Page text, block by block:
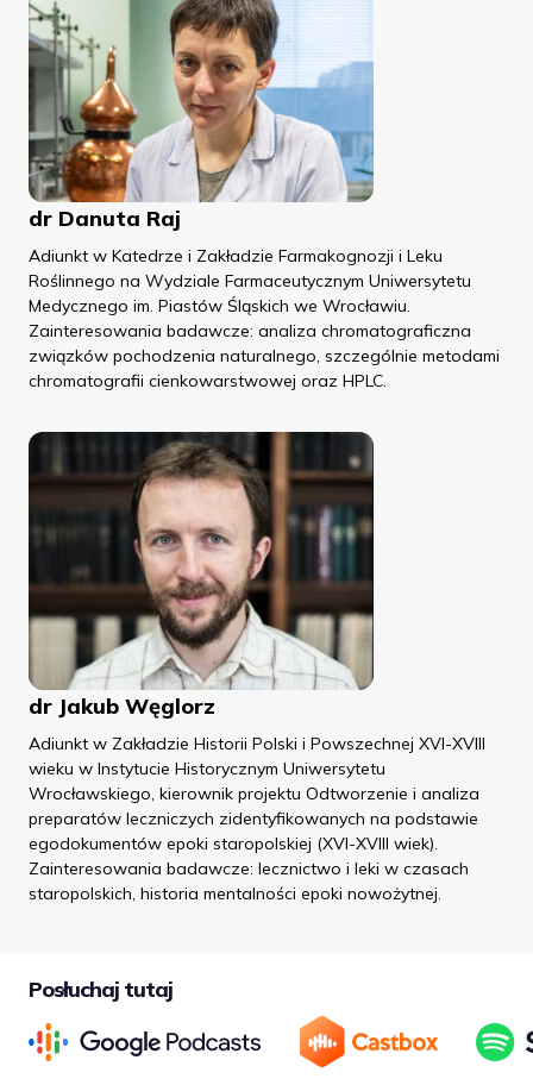
dr Danuta Raj
Adiunkt w Katedrze i Zakładzie Farmakognozji i Leku
Roślinnego na Wydziale Farmaceutycznym Uniwersytetu
Medycznego im. Piastów Śląskich we Wrocławiu.
Zainteresowania badawcze: analiza chromatograficzna
związków pochodzenia naturalnego, szczególnie metodami
chromatografii cienkowarstwowej oraz HPLC.
dr Jakub Węglorz
Adiunkt w Zakładzie Historii Polski i Powszechnej XVI-XVIII
wieku w Instytucie Historycznym Uniwersytetu
Wrocławskiego, kierownik projektu Odtworzenie i analiza
preparatów leczniczych zidentyfikowanych na podstawie
egodokumentów epoki staropolskiej (XVI-XVIII wiek).
Zainteresowania badawcze: lecznictwo i leki w czasach
staropolskich, historia mentalności epoki nowożytnej.
Posłuchaj tutaj